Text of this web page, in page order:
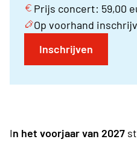
Prijs concert: 59,00
Op voorhand
Inschrijven
In het voorjaar van 2027